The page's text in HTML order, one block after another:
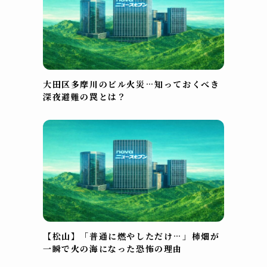
大田区多摩川のビル火災…知っておくべき
深夜避難の罠とは？
【松山】「普通に燃やしただけ…」柿畑が
一瞬で火の海になった恐怖の理由